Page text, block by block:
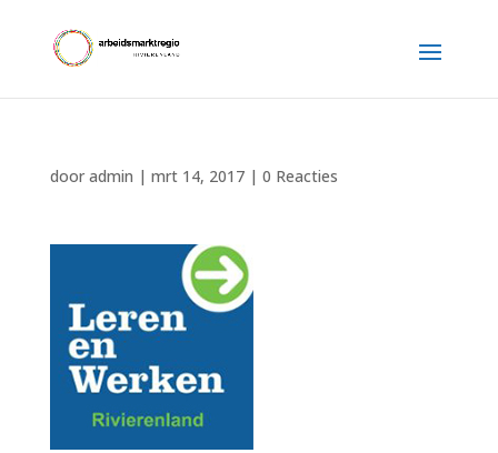
door admin | mrt 14, 2017| 0 Reacties